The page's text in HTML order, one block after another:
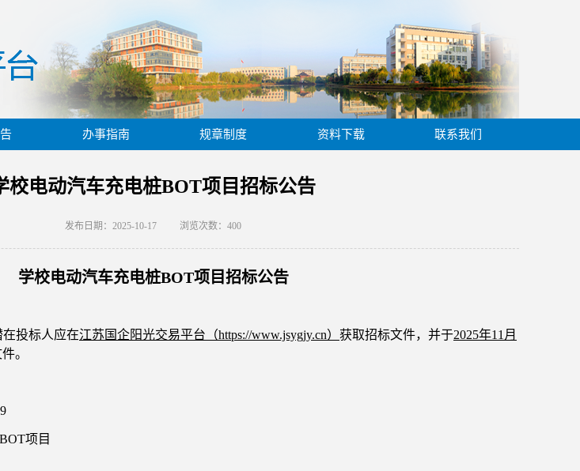
办事指南 规章制度 资料下载 联系我们
校电动汽车充电桩BOT项目招标公告
发布日期：2025-10-17 浏览次数： 400
学校电动汽车充电桩BOT项目招标公告
在投标人应在江苏国企阳光交易平台（https://www.jsygjy.cn） 获取招标文件，并于2025年11月
。
BOT项目